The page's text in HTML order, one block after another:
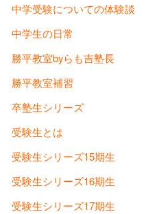
中学受験についての体験談
中学生の日常
勝平教室byらも吉塾長
勝平教室補習
卒塾生シリーズ
受験生とは
受験生シリーズ15期生
受験生シリーズ16期生
受験生シリーズ17期生